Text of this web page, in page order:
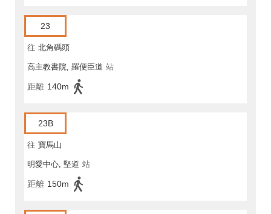
23
往 北角碼頭
高主教書院, 羅便臣道 站
距離 140m
23B
往 寶馬山
明愛中心, 堅道 站
距離 150m